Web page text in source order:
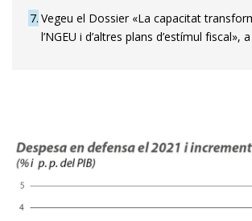
7 Vegeu el Dossier «La capacitat
l’NGEU i d’altres plans d’estímul fiscal»,